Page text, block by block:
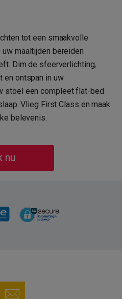
tot een smaakvolle
maaltijden bereiden
Dim de sfeerverlichting,
en ontspan in uw
stoel een compleet flat-bed
Vlieg First Class en maak
belevenis.
nu